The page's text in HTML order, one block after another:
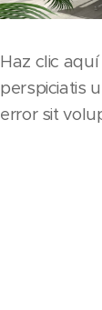
Haz clic
perspiciatis
error sit